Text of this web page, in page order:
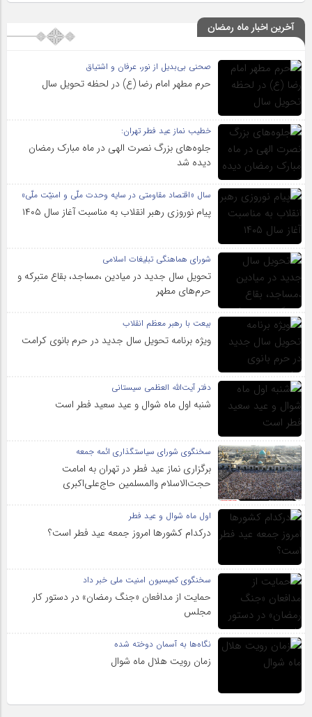
آخرین اخبار ماه رمضان
صحنی بی‌بدیل از نور، عرفان و اشتیاق
حرم مطهر امام رضا (ع) در لحظه تحویل سال
خطیب نماز عید فطر تهران:
جلوه‌های بزرگ نصرت الهی در ماه مبارک رمضان
دیده شد
سال «اقتصاد مقاومتی در سایه وحدت ملّی و امنیّت ملّی»
پیام نوروزی رهبر انقلاب به مناسبت آغاز سال ۱۴۰۵
شورای هماهنگی تبلیغات اسلامی
تحویل سال‌ جدید در میادین ،مساجد، بقاع متبرکه‌ و
حرم‌های‌ مطهر
بیعت با رهبر معظم انقلاب
ویژه برنامه تحویل سال جدید در حرم بانوی کرامت
دفتر آیت‌الله العظمی سیستانی
شنبه اول ماه شوال و عید سعید فطر است
سخنگوی شورای سیاستگذاری ائمه جمعه
برگزاری نماز عید فطر در تهران به امامت
حجت‌الاسلام والمسلمین حاج‌علی‌اکبری
اول ماه شوال و عید فطر
درکدام کشورها امروز جمعه عید فطر است؟
سخنگوی کمیسیون امنیت ملی خبر داد
حمایت از مدافعان «جنگ رمضان» در دستور کار
مجلس
نگاه‌ها به آسمان دوخته شده
زمان رویت هلال ماه شوال